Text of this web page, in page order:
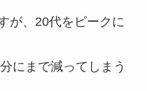
が、20代をピークに
にまで減ってしまう